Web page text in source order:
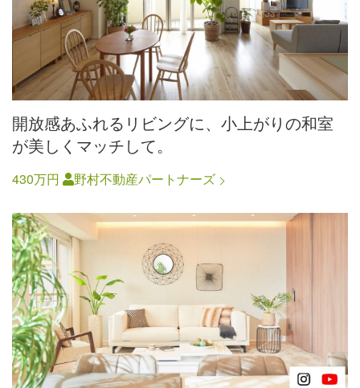
開放感あふれるリビングに、小上がりの和室
が美しくマッチして。
430万円 野村不動産パートナーズ